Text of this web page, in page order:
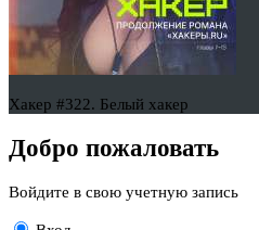
Хакер #322. Белый хакер
Добро пожаловать
Войдите в свою учетную запись